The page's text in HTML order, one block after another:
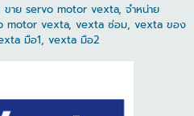
ขาย servo motor vexta, จำหน่าย
motor vexta, vexta ซ่อม, vexta ของ
มือ1, vexta มือ2